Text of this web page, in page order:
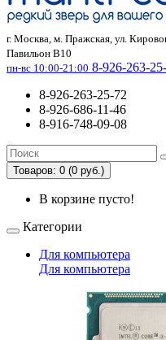
г. Москва, м. Пражская, ул.
Павильон В10
пн-вс 10:00-21:00 8-926-263-
8-926-263-25-72
8-926-686-11-46
8-916-748-09-08
Товаров: 0 (0 руб.)
В корзине пусто!
Категории
Для компьютера
Для компьютера